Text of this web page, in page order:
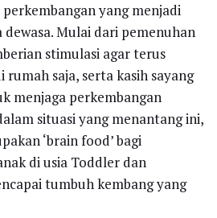
yang menjadi
Mulai dari pemenuhan
stimulasi agar terus
rumah saja, serta kasih sayang
menjaga perkembangan
situasi yang menantang ini,
‘brain food’ bagi
di usia Toddler dan
tumbuh kembang yang